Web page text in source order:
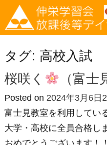
タグ: 高校入試
桜咲く
（富士
Posted on 2024年3月6日
富士見教室を利用してい
大学・高校に全員合格し